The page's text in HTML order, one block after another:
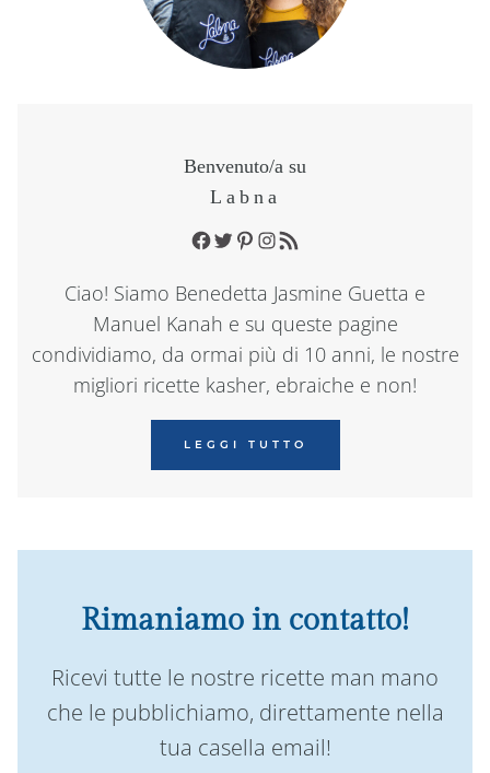
Benvenuto/a su
Labna
Facebook
TwitterPinterest
Instagram
RSS Feed
Ciao! Siamo Benedetta Jasmine Guetta e
Manuel Kanah e su queste pagine
condividiamo, da ormai più di 10 anni, le nostre
migliori ricette kasher, ebraiche e non!
LEGGI TUTTO
Rimaniamo in contatto!
Ricevi tutte le nostre ricette man mano
che le pubblichiamo, direttamente nella
tua casella email!